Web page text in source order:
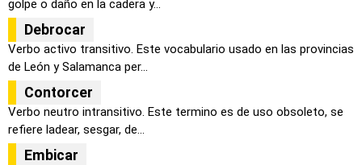
golpe o daño en la cadera y...
Debrocar
Verbo activo transitivo. Este vocabulario usado en las provincias
de León y Salamanca per...
Contorcer
Verbo neutro intransitivo. Este termino es de uso obsoleto, se
refiere ladear, sesgar, de...
Embicar